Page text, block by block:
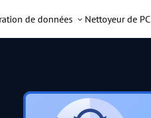
de données Nettoyeur de PC